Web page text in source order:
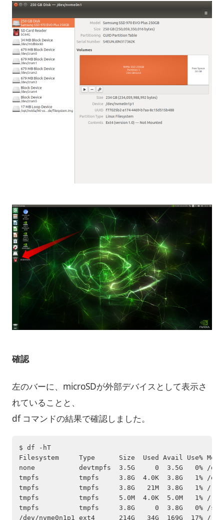
確認
左のバーに、microSDが外部デバイスとして表示さ
れていることと、
df コマンドの結果で確認しました。
$ df -hT
Filesystem     Type      Size  Used Avail Use%
none           devtmpfs  3.5G     0  3.5G   0% /dev
tmpfs          tmpfs     3.8G  4.0K  3.8G   1% /dev/
tmpfs          tmpfs     3.8G   21M  3.8G   1% /run
tmpfs          tmpfs     5.0M  4.0K  5.0M   1% /
tmpfs          tmpfs     3.8G     0  3.8G   0% /
/dev/nvme0n1p1 ext4      214G   34G  169G  17% /